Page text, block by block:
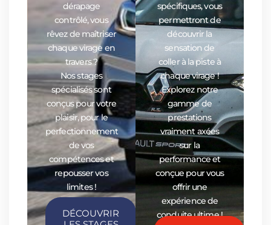
dérapage
contrôlé, vous
rêvez de maîtriser
chaque virage en
travers ?
Nos stages
spécialisés sont
conçus pour votre
plaisir, pour le
perfectionnement
de vos
compétences et
repousser vos
limites !
DÉCOUVRIR
spécifiques, vous
permettront de
découvrir la
sensation de
coller à la piste à
chaque virage !
Explorez notre
gamme de
prestations
vraiment axées
sur la
performance et
conçue pour vous
offrir une
expérience de
conduite ultime !